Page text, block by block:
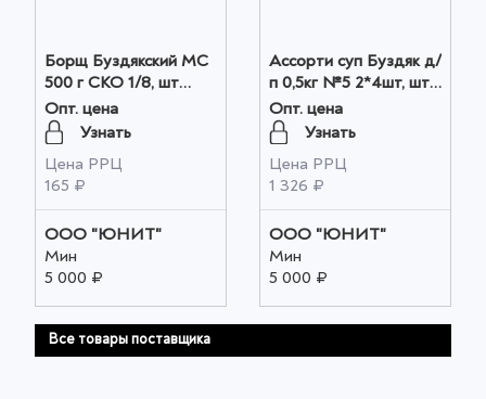
Борщ Буздякский МС
500 г СКО 1/8, шт
оптом
Опт. цена
Узнать
Цена РРЦ
165 ₽
ООО "ЮНИТ"
Мин
5 000 ₽
Ассорти суп Буздяк д/
п 0,5кг №5 2*4шт, шт
оптом
Опт. цена
Узнать
Цена РРЦ
1 326 ₽
ООО "ЮНИТ"
Мин
5 000 ₽
Все товары поставщика